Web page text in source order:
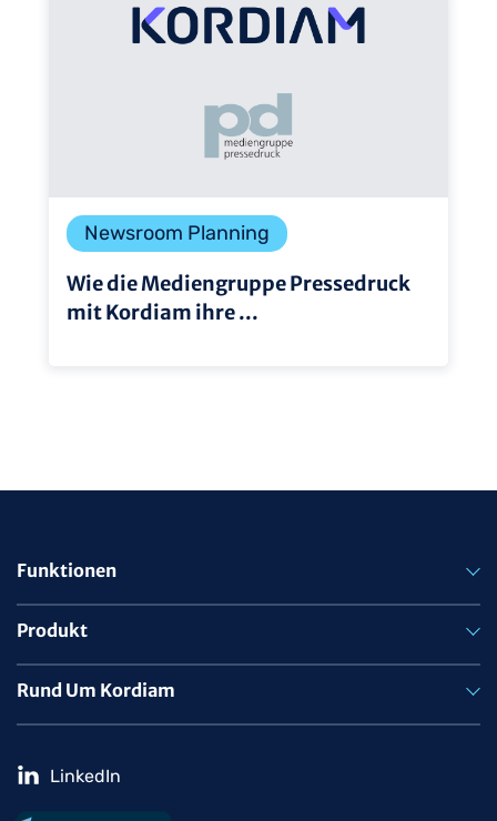
Newsroom Planning
Wie die Mediengruppe Pressedruck
mit Kordiam ihre ...
Funktionen
Produkt
Rund Um Kordiam
LinkedIn